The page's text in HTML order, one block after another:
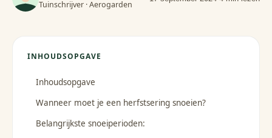
Tuinschrijver · Aerogarden
INHOUDSOPGAVE
Inhoudsopgave
Wanneer moet je een herfstsering snoeien?
Belangrijkste snoeiperioden: